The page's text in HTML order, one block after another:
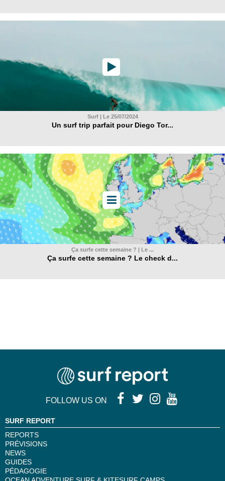
Surf | Le 25/07/2024
Un surf trip parfait pour Diego Tor...
Ça surfe cette semaine ? | Le ...
Ça surfe cette semaine ? Le check d...
FOLLOW US ON
SURF REPORT
REPORTS
PRÉVISIONS
NEWS
GUIDES
PÉDAGOGIE